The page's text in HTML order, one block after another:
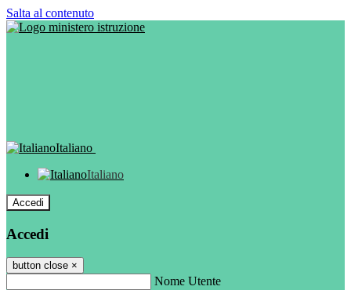
Salta al contenuto
Italiano
Italiano
Accedi
Accedi
button close ×
Nome Utente